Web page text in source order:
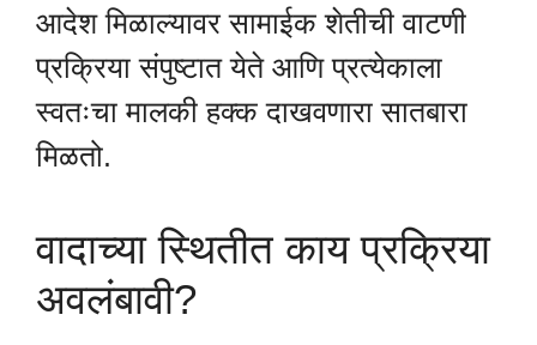
आदेश मिळाल्यावर सामाईक शेतीची वाटणी
प्रक्रिया संपुष्टात येते आणि प्रत्येकाला
स्वतःचा मालकी हक्क दाखवणारा सातबारा
मिळतो.
वादाच्या स्थितीत काय प्रक्रिया
अवलंबावी?